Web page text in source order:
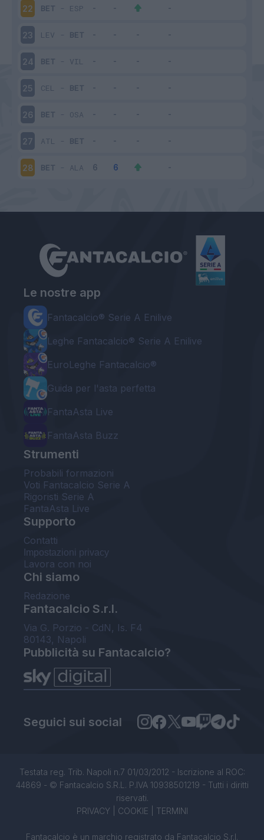
22 BET - ESP
23 LEV - BET
24 BET - VIL
25 CEL - BET
26 BET - OSA
27 ATL - BET
28 BET - ALA
Le nostre app
Fantacalcio® Serie A Enilive
Leghe Fantacalcio® Serie A Enilive
EuroLeghe Fantacalcio®
Guida per l'asta perfetta
FantaAsta Live
FantaAsta Buzz
Strumenti
Probabili formazioni
Voti Fantacalcio Serie A
Rigoristi Serie A
FantaAsta Live
Supporto
Contatti
Impostazioni privacy
Lavora con noi
Chi siamo
Redazione
Fantacalcio S.r.l.
Via G. Porzio - CdN, Is. F4
80143, Napoli
Pubblicità su Fantacalcio?
Seguici sui social
Testata reg. Trib. Napoli n.7 01/03/2012 - Iscrizione al ROC:
44869 - © Fantacalcio S.R.L. P.IVA 10938501219 - Tutti i diritti
riservati.
PRIVACY| COOKIE TERMINI
Fantacalcio è un marchio registrato da Fantacalcio S.r.l.